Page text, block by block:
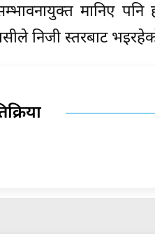
मानिए
निजी स्तरबाट